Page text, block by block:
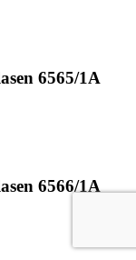
6565/1A
6566/1A